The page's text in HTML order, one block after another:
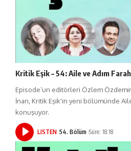
Kritik Eşik – 54: Aile ve Adım
Episode’un editörleri Özlem
İnan, Kritik Eşik'in yeni bölümünde Aile
konuşuyor.
LISTEN 54. Bölüm Süre: 18:18